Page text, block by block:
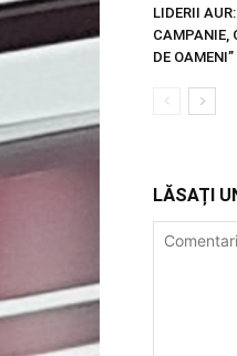
LIDERII
CAMPANIE,
DE OAMENI”
LĂSAȚI